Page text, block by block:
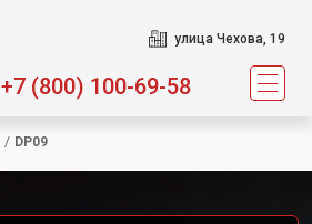
улица Чехова, 19
+7 (800) 100-69-58
/ DP09